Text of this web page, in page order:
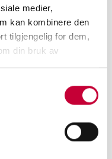
medier,
kan kombinere den
tilgjengelig for dem,
din bruk av